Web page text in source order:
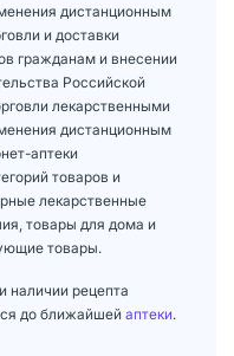
дистанционным
и доставки
гражданам и внесении
Российской
лекарственными
дистанционным
аптеки
товаров и
лекарственные
товары для дома и
товары.
наличии рецепта
до ближайшей аптеки.